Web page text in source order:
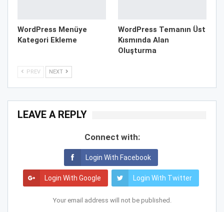
WordPress Menüye
Kategori Ekleme
WordPress Temanın Üst
Kısmında Alan
Oluşturma
PREV NEXT
LEAVE A REPLY
Connect with:
Login With Facebook
Login With Google Login With Twitter
Your email address will not be published.